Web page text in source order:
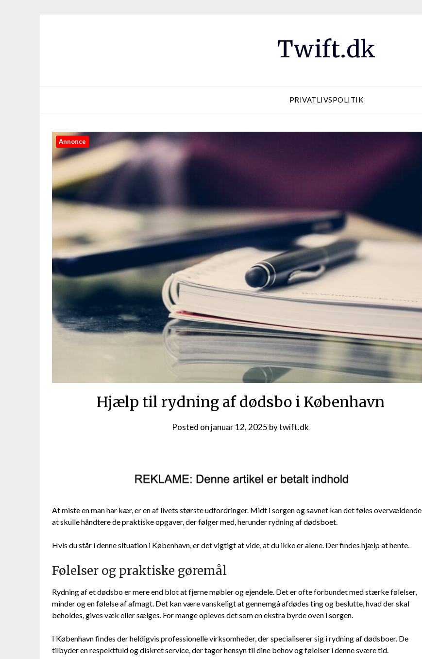
Twift.dk
PRIVATLIVSPOLITIK
Annonce
Hjælp til rydning af dødsbo i København
Posted on januar 12, 2025 bytwift.dk
At miste en man har kær, er en af livets største udfordringer. Midt i sorgen og savnet kan det føles overvældende
at skulle håndtere de praktiske opgaver, der følger med, herunder rydning af dødsboet.
Hvis du står i denne situation i København, er det vigtigt at vide, at du ikke er alene. Der findes hjælp at hente.
Følelser og praktiske gøremål
Rydning af et dødsbo er mere end blot at fjerne møbler og ejendele. Det er ofte forbundet med stærke følelser,
minder og en følelse af afmagt. Det kan være vanskeligt at gennemgå afdødes ting og beslutte, hvad der skal
beholdes, gives væk eller sælges. For mange opleves det som en ekstra byrde oven i sorgen.
I København findes der heldigvis professionelle virksomheder, der specialiserer sig i rydning af dødsboer. De
tilbyder en respektfuld og diskret service, der tager hensyn til dine behov og følelser i denne svære tid.